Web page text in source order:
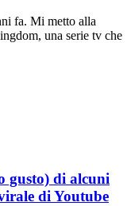
fa. Mi metto alla
una serie tv che
gusto) di alcuni
di Youtube